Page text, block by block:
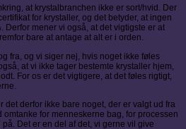
at krystalbranchen ikke er sort/hvid. Der
for krystaller, og det betyder, at ingen
mener vi også, at det vigtigste er at
bare at antage at alt er i orden.
fra, og vi siger nej, hvis noget ikke føles
at vi ikke tager bestemte krystaller hjem,
For os er det vigtigere, at det føles rigtigt,
det derfor ikke bare noget, der er valgt ud fra
for menneskerne bag, for processen
Det er en del af det, vi gerne vil give